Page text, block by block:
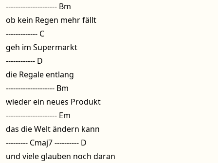
--------------------- Bm
ob kein Regen mehr fällt
------------- C
geh im Supermarkt
------------ D
die Regale entlang
-------------------- Bm
wieder ein neues Produkt
--------------------- Em
das die Welt ändern kann
--------- Cmaj7 ---------- D
und viele glauben noch daran